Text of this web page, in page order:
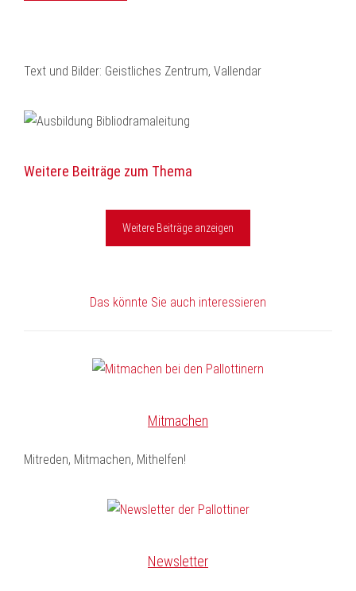
Text und Bilder: Geistliches Zentrum, Vallendar
Weitere Beiträge zum Thema
Weitere Beiträge anzeigen
Das könnte Sie auch interessieren
Mitmachen
Mitreden, Mitmachen, Mithelfen!
Newsletter